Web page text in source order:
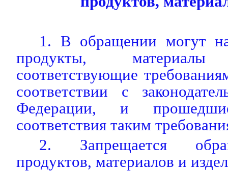
1. В обращении могут
продукты,
соответствующие
соответствии с
Федерации, и
соответствия таким
2. Запрещается
продуктов, материалов и